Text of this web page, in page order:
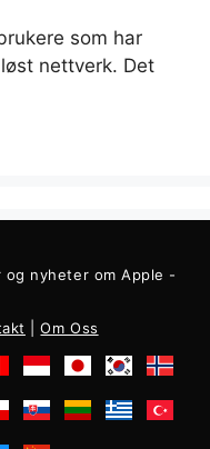
som har
nettverk. Det
nyheter om Apple -
|Om Oss